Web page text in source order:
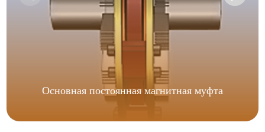
Основная постоянная магнитная муфта